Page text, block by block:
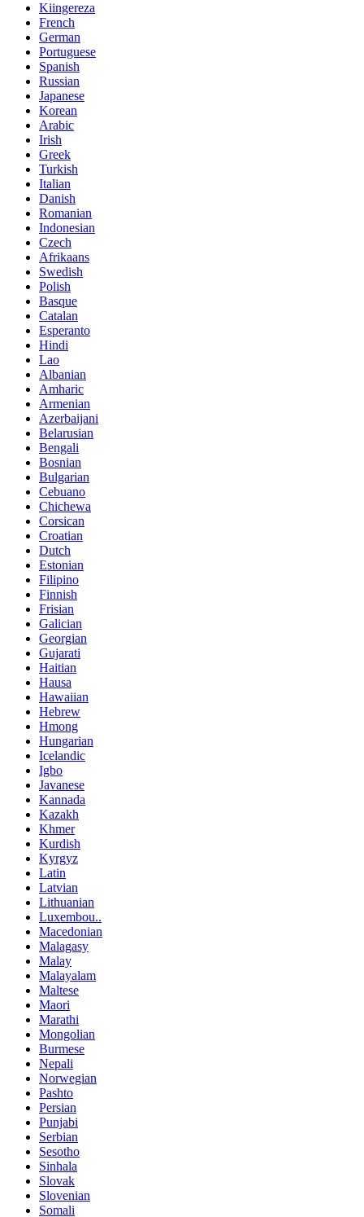
Kiingereza
French
German
Portuguese
Spanish
Russian
Japanese
Korean
Arabic
Irish
Greek
Turkish
Italian
Danish
Romanian
Indonesian
Czech
Afrikaans
Swedish
Polish
Basque
Catalan
Esperanto
Hindi
Lao
Albanian
Amharic
Armenian
Azerbaijani
Belarusian
Bengali
Bosnian
Bulgarian
Cebuano
Chichewa
Corsican
Croatian
Dutch
Estonian
Filipino
Finnish
Frisian
Galician
Georgian
Gujarati
Haitian
Hausa
Hawaiian
Hebrew
Hmong
Hungarian
Icelandic
Igbo
Javanese
Kannada
Kazakh
Khmer
Kurdish
Kyrgyz
Latin
Latvian
Lithuanian
Luxembou..
Macedonian
Malagasy
Malay
Malayalam
Maltese
Maori
Marathi
Mongolian
Burmese
Nepali
Norwegian
Pashto
Persian
Punjabi
Serbian
Sesotho
Sinhala
Slovak
Slovenian
Somali